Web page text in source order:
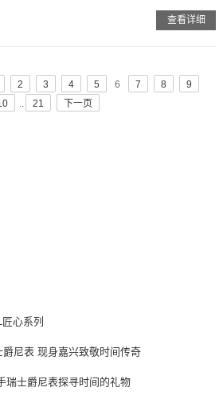
查看详细
2 3 4 5 6 7 8
9
.. 21 下一页
心系列
尼表 现身嘉兴致敬时间传奇
瑞士爵尼表探寻时间的礼物